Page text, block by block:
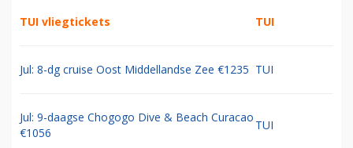
TUI vliegtickets TUI
Jul: 8-dg cruise Oost Middellandse Zee €1235 TUI
Jul: 9-daagse Chogogo Dive & Beach Curacao
€1056
TUI